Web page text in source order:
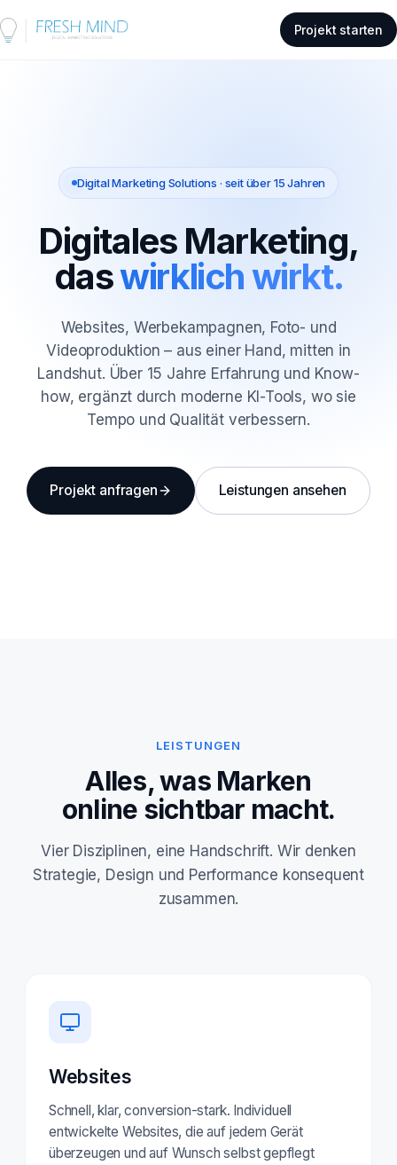
Projekt starten
Digital Marketing Solutions · seit über 15 Jahren
Digitales Marketing,
daswirklich wirkt.
Websites, Werbekampagnen, Foto- und
Videoproduktion – aus einer Hand, mitten in
Landshut. Über 15 Jahre Erfahrung und Know-
how, ergänzt durch moderne KI-Tools, wo sie
Tempo und Qualität verbessern.
Projekt anfragen Leistungen ansehen
LEISTUNGEN
Alles, was Marken
online sichtbar macht.
Vier Disziplinen, eine Handschrift. Wir denken
Strategie, Design und Performance konsequent
zusammen.
Websites
Schnell, klar, conversion-stark. Individuell
entwickelte Websites, die auf jedem Gerät
überzeugen und auf Wunsch selbst gepflegt